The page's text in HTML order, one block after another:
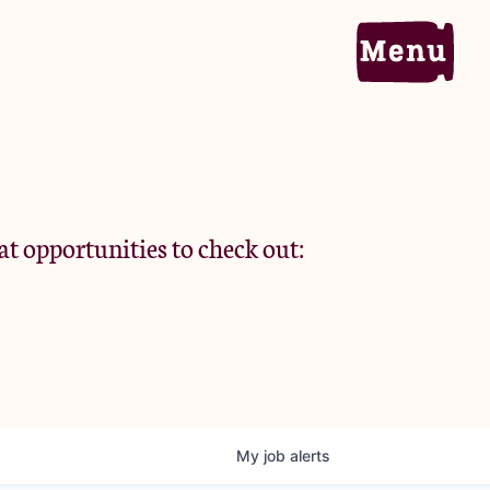
Portfolio
Criteria
opportunities to check out:
My job alerts